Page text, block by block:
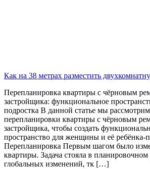
Как на 38 метрах разместить
Перепланировка квартиры с чёрновым
застройщика: функциональное
подростка В данной статье мы
перепланировки квартиры с чёрновым
застройщика, чтобы создать
пространство для женщины и её ребёнка-
Перепланировка Первым шагом было
квартиры. Задача стояла в
глобальных изменений, тк […]